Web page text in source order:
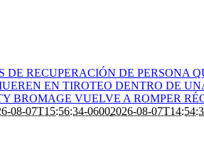
RECUPERACIÓN DE PERSONA
EN TIROTEO DENTRO DE
BROMAGE VUELVE A ROMPER
08-07T15:56:34-06002026-08-